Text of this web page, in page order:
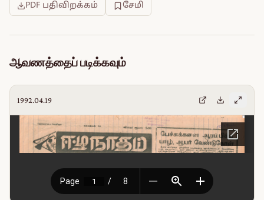
PDF பதிவிறக்கம்
சேமி
ஆவணத்தைப் படிக்கவும்
1992.04.19